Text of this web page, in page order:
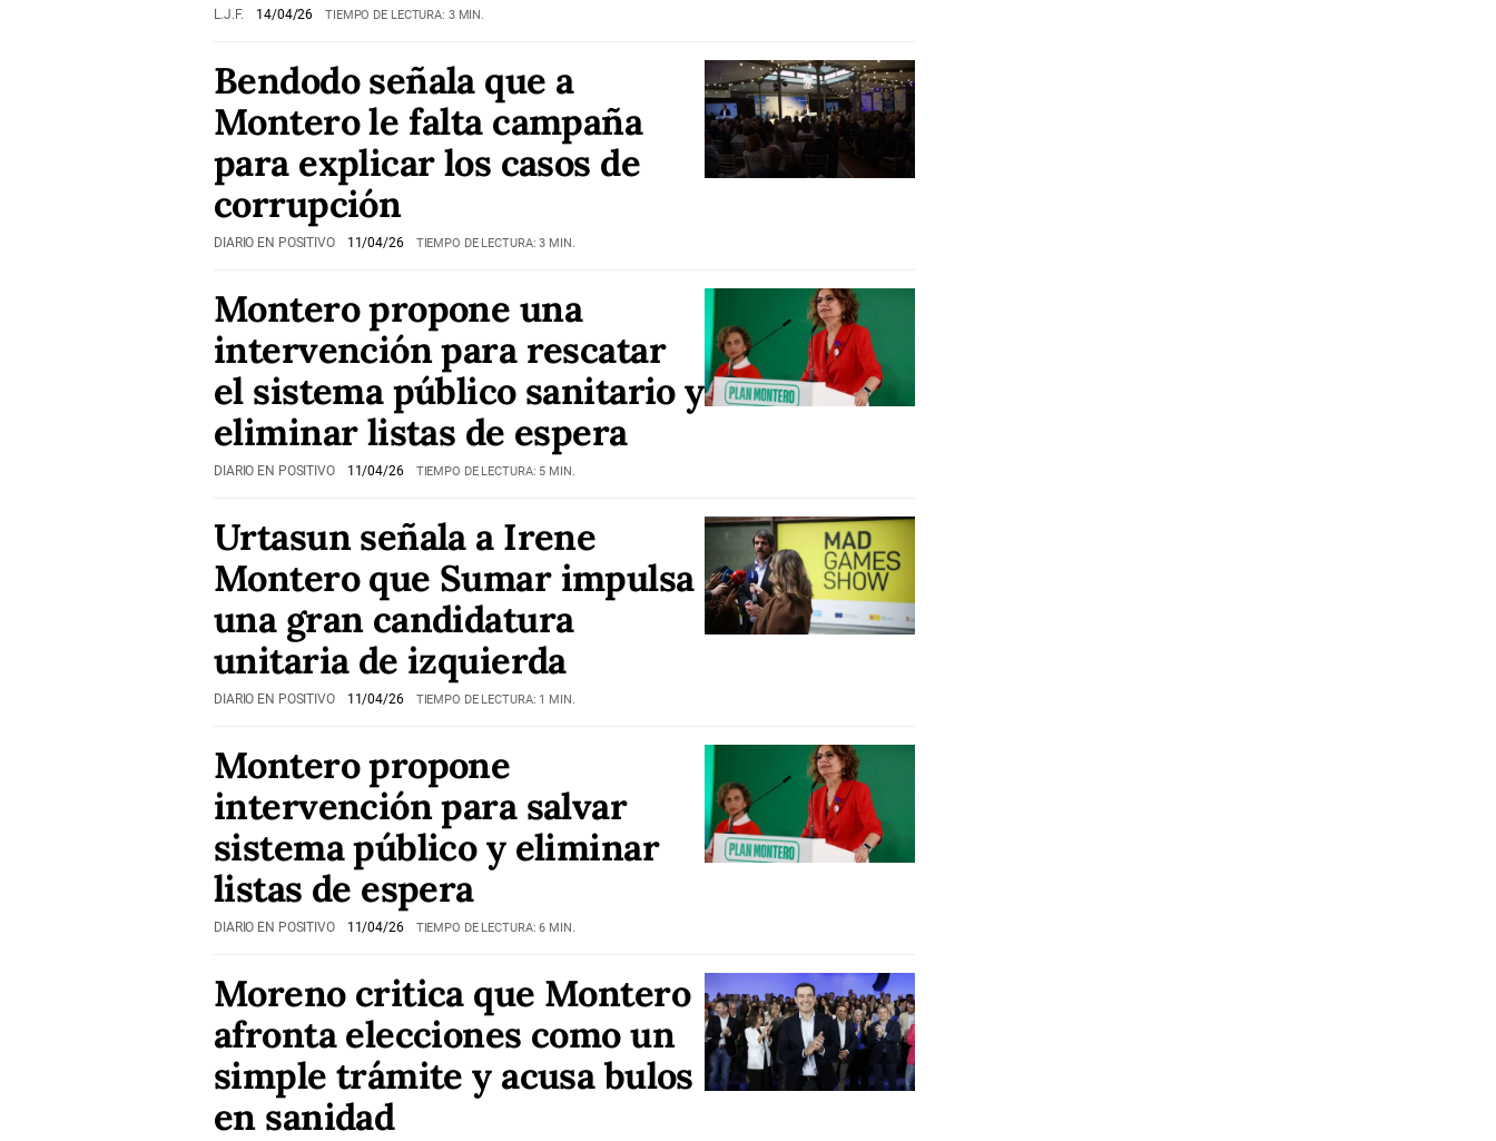
L.J.F. 14/04/26 TIEMPO DE LECTURA: 3 MIN.
Bendodo señala que a
Montero le falta campaña
para explicar los casos de
corrupción
DIARIO EN POSITIVO 11/04/26 TIEMPO DE LECTURA: 3 MIN.
Montero propone una
intervención para rescatar
el sistema público sanitario y
eliminar listas de espera
DIARIO EN POSITIVO 11/04/26 TIEMPO DE LECTURA: 5 MIN.
Urtasun señala a Irene
Montero que Sumar impulsa
una gran candidatura
unitaria de izquierda
DIARIO EN POSITIVO 11/04/26 TIEMPO DE LECTURA: 1 MIN.
Montero propone
intervención para salvar
sistema público y eliminar
listas de espera
DIARIO EN POSITIVO 11/04/26 TIEMPO DE LECTURA: 6 MIN.
Moreno critica que Montero
afronta elecciones como un
simple trámite y acusa bulos
en sanidad